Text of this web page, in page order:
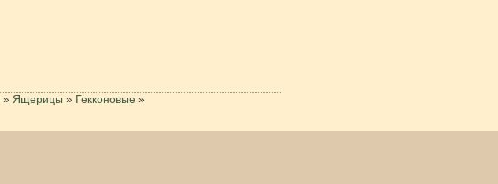
» Ящерицы » Гекконовые »